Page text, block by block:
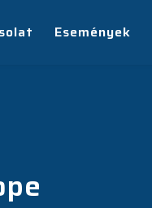
Események